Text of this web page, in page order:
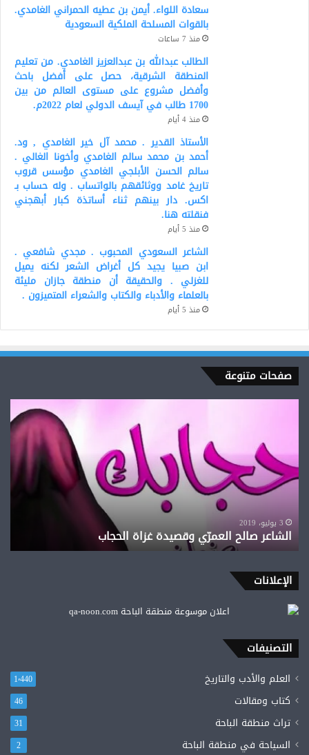
سعادة اللواء. أيمن بن عطيه الحمراني الغامدي.
بالقوات المسلحة الملكية السعودية
منذ 7 ساعات
الطالب عبدالله بن عبدالعزيز الغامدي. من تعليم
المنطقة الشرقية، حصل على أفضل باحث
وأفضل مشروع على مستوى العالم من بين
1700 طالب في آيسف الدولي لعام 2022م.
منذ 4 أيام
الأستاذ القدير . محمد آل خير الغامدي , ود.
أحمد بن محمد سالم الغامدي وأخونا الغالي .
سالم الحسن الأبلجي الغامدي مؤسس قروب
تاريخ غامد ووثائقهم بالواتساب . وله حساب بـ
اكس. دار بينهم ثناء أساتذة كبار أبهجني
فنقلته هنا.
منذ 5 أيام
الشاعر السعودي المحبوب . مجدي شافعي .
ابن صبيا يجيد كل أغراض الشعر لكنه يميل
للغزلي . والحقيقة أن منطقة جازان مليئة
بالعلماء والأدباء والكتاب والشعراء المتميزون .
منذ 5 أيام
صفحات متنوعة
وقصيدة
غزاة
الحجاب
3 يوليو، 2019
الشاعر صالح العمرّي وقصيدة غزاة الحجاب
الإعلانات
التصنيفات
العلم والأدب والتاريخ 1٬440
كتاب ومقالات 46
تراث منطقة الباحة 31
السياحة في منطقة الباحة 2